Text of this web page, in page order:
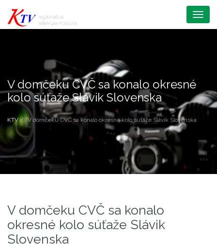
Menu
V domčeku CVČ sa konalo okresné
kolo súťaže Slávik Slovenska
KTV V domčeku CVČ sa konalo okresné kolo súťaže Slávik Slovenska
V domčeku CVČ sa konalo
okresné kolo súťaže Slávik
Slovenska